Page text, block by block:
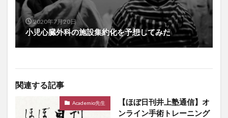
2020年7月20日
小児心臓外科の施設集約化を予想してみた
関連する記事
Academio先生
【ほぼ日刊井上塾通信】オ
ンライン手術トレーニング